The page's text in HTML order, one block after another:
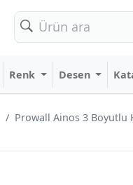
Renk Desen
Prowall Ainos 3 Boyutlu